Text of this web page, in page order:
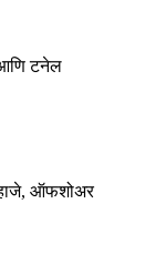
टनेल
ऑफशोअर